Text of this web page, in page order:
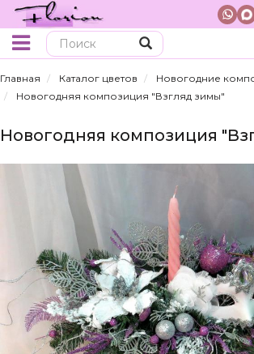
Главная Каталог цветов
Новогодние
Новогодняя композиция "Взгляд зимы"
Новогодняя композиция